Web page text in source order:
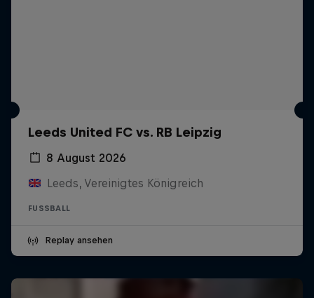
Leeds United FC vs. RB Leipzig
8 August 2026
Leeds, Vereinigtes Königreich
FUSSBALL
Replay ansehen